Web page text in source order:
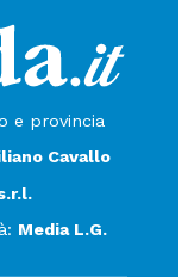
e provincia
Cavallo
Media L.G.